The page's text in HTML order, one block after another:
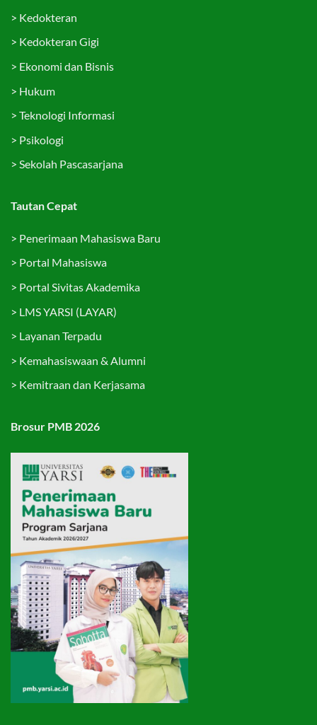
> Kedokteran
> Kedokteran Gigi
> Ekonomi dan Bisnis
> Hukum
> Teknologi Informasi
> Psikologi
> Sekolah Pascasarjana
Tautan Cepat
> Penerimaan Mahasiswa Baru
> Portal Mahasiswa
> Portal Sivitas Akademika
> LMS YARSI (LAYAR)
> Layanan Terpadu
> Kemahasiswaan & Alumni
> Kemitraan dan Kerjasama
Brosur PMB 2026